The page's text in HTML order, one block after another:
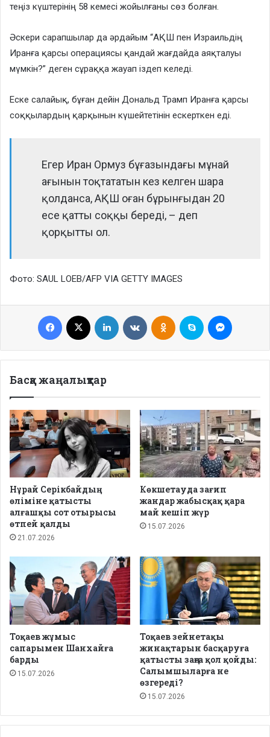
теңіз күштерінің 58 кемесі жойылғаны сөз болған.
Әскери сарапшылар да әрдайым “АҚШ пен Израильдің
Иранға қарсы операциясы қандай жағдайда аяқталуы
мүмкін?” деген сұраққа жауап іздеп келеді.
Еске салайық, бұған дейін Дональд Трамп Иранға қарсы
соққылардың қарқынын күшейтетінін ескерткен еді.
Егер Иран Ормуз бұғазындағы мұнай
ағынын тоқтататын кез келген шара
қолданса, АҚШ оған бұрынғыдан 20
есе қатты соққы береді, – деп
қорқытты ол.
Фото: SAUL LOEB/AFP VIA GETTY IMAGES
Facebook LinkedIn VKontakteOdnoklassniki
Skype
Басқа жаңалықтар
Нұрай Серікбайдың
өліміне қатысты
алғашқы сот отырысы
өтпей қалды
21.07.2026
Көкшетауда зағип
жандар жабысқақ қара
май кешіп жүр
15.07.2026
Тоқаев жұмыс
сапарымен Шанхайға
барды
15.07.2026
Тоқаев зейнетақы
жинақтарын басқаруға
қатысты заңға қол қойды:
Салымшыларға не
өзгереді?
15.07.2026